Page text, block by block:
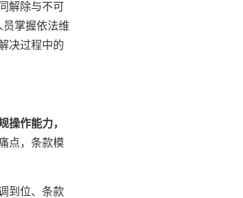
解除与不可
掌握依法维
决过程中的
操作能力，
点，条款模
到位、条款